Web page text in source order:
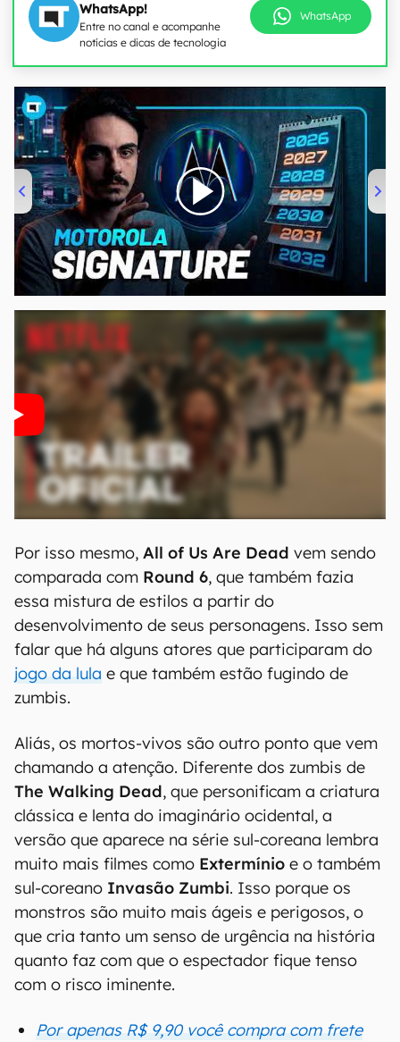
WhatsApp!
Entre no canal e acompanhe
notícias e dicas de tecnologia
WhatsApp
00:00/20:46
Por isso mesmo, All of Us Are Dead vem sendo
comparada com Round 6, que também fazia
essa mistura de estilos a partir do
desenvolvimento de seus personagens. Isso sem
falar que há alguns atores que participaram do
jogo da lula e que também estão fugindo de
zumbis.
Aliás, os mortos-vivos são outro ponto que vem
chamando a atenção. Diferente dos zumbis de
The Walking Dead, que personificam a criatura
clássica e lenta do imaginário ocidental, a
versão que aparece na série sul-coreana lembra
muito mais filmes como Extermínio e o também
sul-coreano Invasão Zumbi. Isso porque os
monstros são muito mais ágeis e perigosos, o
que cria tanto um senso de urgência na história
quanto faz com que o espectador fique tenso
com o risco iminente.
Por apenas R$ 9,90 você compra com frete